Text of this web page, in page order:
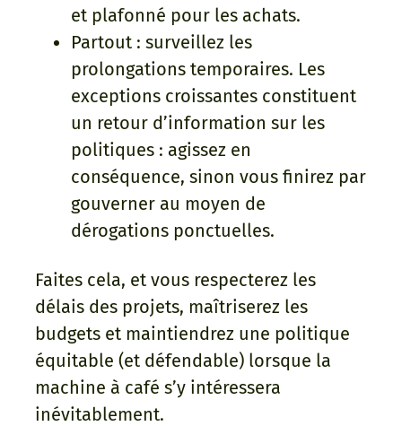
et plafonné pour les achats.
Partout : surveillez les
prolongations temporaires. Les
exceptions croissantes constituent
un retour d’information sur les
politiques : agissez en
conséquence, sinon vous finirez par
gouverner au moyen de
dérogations ponctuelles.
Faites cela, et vous respecterez les
délais des projets, maîtriserez les
budgets et maintiendrez une politique
équitable (et défendable) lorsque la
machine à café s’y intéressera
inévitablement.